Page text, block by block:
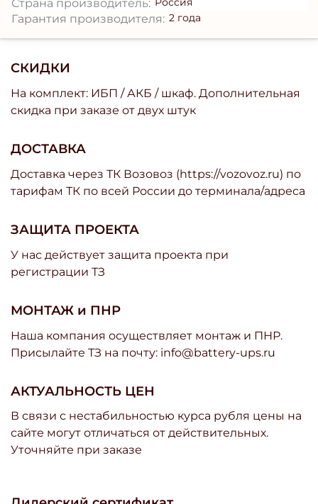
СКИДКИ
На комплект: ИБП / АКБ / шкаф. Дополнительная
скидка при заказе от двух штук
ДОСТАВКА
Доставка через ТК Возовоз (https://vozovoz.ru) по
тарифам ТК по всей России до терминала/адреса
ЗАЩИТА ПРОЕКТА
У нас действует защита проекта при
регистрации ТЗ
МОНТАЖ и ПНР
Наша компания осуществляет монтаж и ПНР.
Присылайте ТЗ на почту: info@battery-ups.ru
АКТУАЛЬНОСТЬ ЦЕН
В связи с нестабильностью курса рубля цены на
сайте могут отличаться от действительных.
Уточняйте при заказе
Страна производитель:
Гарантия производителя: 2 года